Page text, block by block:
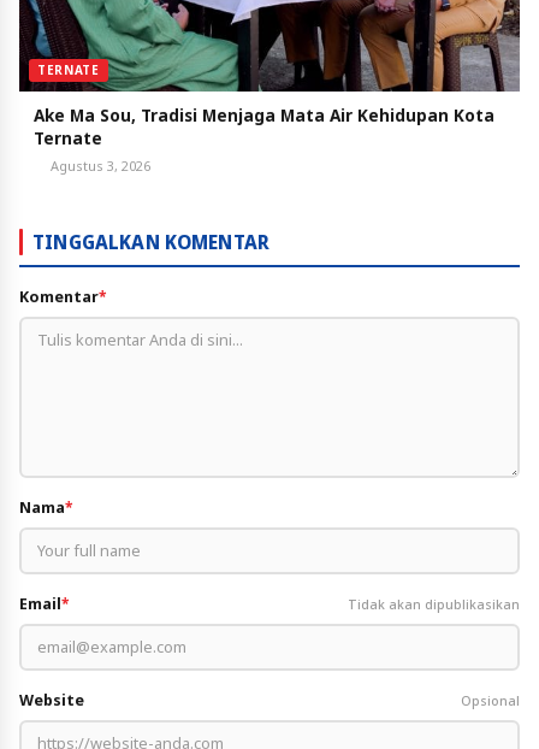
TERNATE
Ake Ma Sou, Tradisi Menjaga Mata Air Kehidupan Kota
Ternate
Agustus 3, 2026
TINGGALKAN KOMENTAR
Komentar*
Nama*
Email* Tidak akan dipublikasikan
Website Opsional